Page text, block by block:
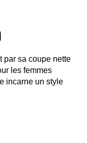
par sa coupe nette
les femmes
incarne un style